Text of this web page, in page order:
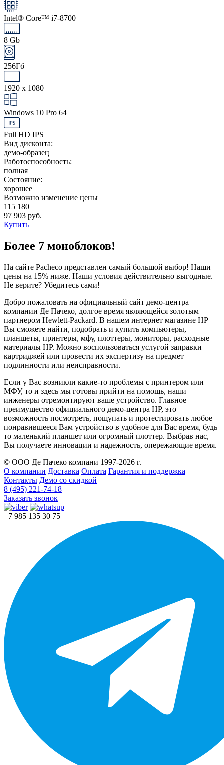
Intel® Core™ i7-8700
8 Gb
256Гб
1920 x 1080
Windows 10 Pro 64
Full HD IPS
Вид дисконта:
демо-образец
Работоспособность:
полная
Состояние:
хорошее
Возможно изменение цены
115 180
97 903 руб.
Купить
Более 7 моноблоков!
На сайте Pacheco представлен самый большой выбор! Наши
цены на 15% ниже. Наши условия действительно выгодные.
Не верите? Убедитесь сами!
Добро пожаловать на официальный сайт демо-центра
компании Де Пачеко, долгое время являющейся золотым
партнером Hewlett-Packard. В нашем интернет магазине HP
Вы сможете найти, подобрать и купить компьютеры,
планшеты, принтеры, мфу, плоттеры, мониторы, расходные
материалы HP. Можно воспользоваться услугой заправки
картриджей или провести их экспертизу на предмет
подлинности или неисправности.
Если у Вас возникли какие-то проблемы с принтером или
МФУ, то и здесь мы готовы прийти на помощь, наши
инженеры отремонтируют ваше устройство. Главное
преимущество официального демо-центра HP, это
возможность посмотреть, пощупать и протестировать любое
понравившееся Вам устройство в удобное для Вас время, будь
то маленький планшет или огромный плоттер. Выбрав нас,
Вы получаете инновации и надежность, опережающие время.
© ООО Де Пачеко компани 1997-2026 г.
О компании Доставка Оплата Гарантия и поддержка
Контакты Демо со скидкой
8 (495) 221-74-18
Заказать звонок
+7 985 135 30 75